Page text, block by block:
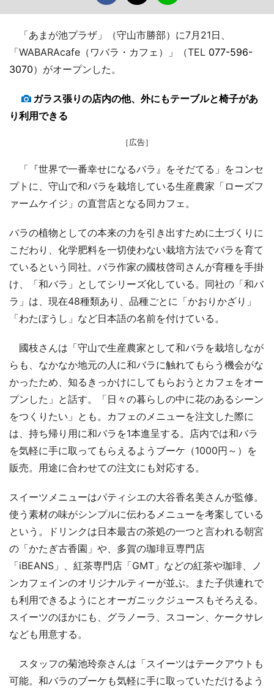
「あまが池プラザ」（守山市勝部）に7月21日、
「WABARAcafe（ワバラ・カフェ）」（TEL 077-596-
3070）がオープンした。
ガラス張りの店内の他、外にもテーブルと椅子があ
り利用できる
［広告］
「『世界で一番幸せになるバラ』をそだてる」をコンセ
プトに、守山で和バラを栽培している生産農家「ローズフ
ァームケイジ」の直営店となる同カフェ。
バラの植物としての本来の力を引き出すために土づくりに
こだわり、化学肥料を一切使わない栽培方法でバラを育て
ているという同社。バラ作家の國枝啓司さんが育種を手掛
け、「和バラ」としてシリーズ化している。同社の「和バ
ラ」は、現在48種類あり、品種ごとに「かおりかざり」
「わたぼうし」など日本語の名前を付けている。
國枝さんは「守山で生産農家として和バラを栽培しなが
らも、なかなか地元の人に和バラに触れてもらう機会がな
かったため、知るきっかけにしてもらおうとカフェをオー
プンした」と話す。「日々の暮らしの中に花のあるシーン
をつくりたい」とも。カフェのメニューを注文した際に
は、持ち帰り用に和バラを1本進呈する。店内では和バラ
を気軽に手に取ってもらえるようブーケ（1000円～）を
販売。用途に合わせての注文にも対応する。
スイーツメニューはパティシエの大谷香名美さんが監修。
使う素材の味がシンプルに伝わるメニューを考案している
という。ドリンクは日本最古の茶処の一つと言われる朝宮
の「かたぎ古香園」や、多賀の珈琲豆専門店
「iBEANS」、紅茶専門店「GMT」などの紅茶や珈琲、ノ
ンカフェインのオリジナルティーが並ぶ。また子供連れで
も利用できるようにとオーガニックジュースもそろえる。
スイーツのほかにも、グラノーラ、スコーン、ケークサレ
なども用意する。
スタッフの菊池玲奈さんは「スイーツはテークアウトも
可能。和バラのブーケも気軽に手に取っていただけるよう